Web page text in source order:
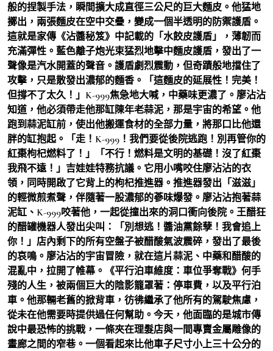
般的捏製手法，瞬間擴大成直徑三公尺的巨大麵皮。他猛地
擲出，兩張麵皮在空中交疊，變成一個半透明的防禦護盾。
這就是家傳《沾醬秘笈》中記載的「水餃皮護盾」，薄韌而
充滿彈性。藍色離子炮光束猛烈地擊中麵皮護盾，發出了一
聲像是汽水開蓋的聲音。護盾劇烈震動，但奇蹟般地擋住了
攻擊，只是散發出濃郁的麵香。「這麵皮的延展性！完美！
但撐不了太久！」K-999焦急地大喊，中藥味更濃了。廖沾沾
知道，他必須帶走他那缸陳年老蒜泥，那是宇宙的希望。他
跑到蒜泥缸前，使出他搬運食材的全部力量，將那口比他還
胖的缸抱起。「走！K-999！我們要從後院逃跑！別再管你的
紅棗枸杞燃料了！」「不行！燃料是文明的基礎！沒了紅棗
我飛不遠！」吉娃娃特務抗議。它用小嘴咬住廖沾沾的衣
領，同時開啟了它背上的枸杞推進器。推進器發出「滋滋」
的輕微煎煮聲，伴隨著一股濃郁的蔘味爆發。廖沾沾抱著蒜
泥缸、K-999咬著他，一起從撞出來的洞口衝向後院。王醋狂
的醋罐機器人發出尖叫：「別想逃！醬油黨餘孽！我會追上
你！」店內剩下的所有空盤子被醋酸氣波震碎，發出了最後
的哀鳴。廖沾沾的宇宙冒險，就在這片蒜泥、中藥和醋酸的
混亂中，拉開了帷幕。《平行泊車維度：車位爭奪戰》何手
殘的人生，被兩個巨大的陰影籠罩著：停車費，以及平行泊
車。他那輛老舊的掀背車，彷彿繼承了他所有的駕駛焦慮，
從未在他需要時提供過任何幫助。今天，他面臨的是城市傳
說中最恐怖的挑戰，一條夾在理髮店與一間專賣金屬雕像的
畫廊之間的窄巷。一個看起來比他車子尺寸小上三十公分的